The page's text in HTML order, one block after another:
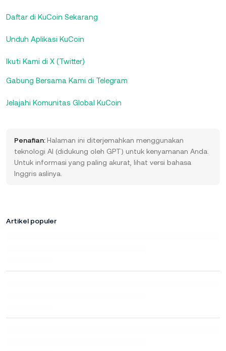
Daftar di KuCoin Sekarang
Unduh Aplikasi KuCoin
Ikuti Kami di X (Twitter)
Gabung Bersama Kami di Telegram
Jelajahi Komunitas Global KuCoin
Penafian: Halaman ini diterjemahkan menggunakan
teknologi AI (didukung oleh GPT) untuk kenyamanan Anda.
Untuk informasi yang paling akurat, lihat versi bahasa
Inggris aslinya.
Artikel populer